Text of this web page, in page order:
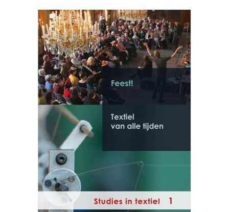
van textiel met bacteriën leidt tot een veranderde kijk op
het productieprocesTextiele zaken: STICHTING
TEXTIELGESCHIEDENIS/TEXTIELCOMMISSIE, Het einde van
de Stichting Textielgeschiedenis LEENTJE VAN HENGEL,
Tinctoria. In de voetsporen van William Morris en Mariano
Fortuny VINCENT SLEEBE, Boekrecensie. De wede-
industrie in Erfurt, en het verhaal van Florian en Caterina
JANTIENE VAN ELK, Boekenrubriek
Summaries Over de